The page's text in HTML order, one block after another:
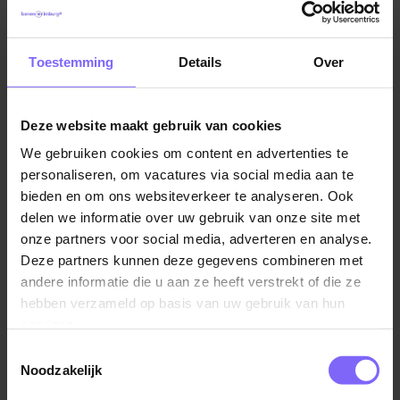
Toestemming Details Over
Deze website maakt gebruik van cookies
We gebruiken cookies om content en advertenties te
personaliseren, om vacatures via social media aan te
bieden en om ons websiteverkeer te analyseren. Ook
delen we informatie over uw gebruik van onze site met
onze partners voor social media, adverteren en analyse.
Deze partners kunnen deze gegevens combineren met
andere informatie die u aan ze heeft verstrekt of die ze
hebben verzameld op basis van uw gebruik van hun
Noodzakelijk
graag in het mooie Maastricht en Heuvelland?
multidisciplinair teamverband op de cliënt
coachende en verbindende kwaliteiten? Dan ben
jij misschien de Specialist Ouderengeneeskunde
die we zoeken.
Uren kunnen bepaald worden in overleg.
EnvidaSamen met meer zo'n 4.000 collega’s en
1.000 betrokken vrijwilligers is Envida een van de
grotere zorgorganisaties in Zuid-Limburg. Wij zijn er
Meestal zijn dat mensen op leeftijd of met een
chronische ziekte. We willen dat zij een zo goed en